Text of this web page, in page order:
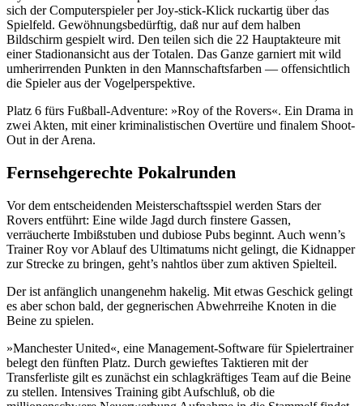
sich der Computerspieler per Joy-stick-Klick ruckartig über das
Spielfeld. Gewöhnungsbedürftig, daß nur auf dem halben
Bildschirm gespielt wird. Den teilen sich die 22 Hauptakteure mit
einer Stadionansicht aus der Totalen. Das Ganze garniert mit wild
umherirrenden Punkten in den Mannschaftsfarben — offensichtlich
die Spieler aus der Vogelperspektive.
Platz 6 fürs Fußball-Adventure: »Roy of the Rovers«. Ein Drama in
zwei Akten, mit einer kriminalistischen Overtüre und finalem Shoot-
Out in der Arena.
Fernsehgerechte Pokalrunden
Vor dem entscheidenden Meisterschaftsspiel werden Stars der
Rovers entführt: Eine wilde Jagd durch finstere Gassen,
verräucherte Imbißstuben und dubiose Pubs beginnt. Auch wenn’s
Trainer Roy vor Ablauf des Ultimatums nicht gelingt, die Kidnapper
zur Strecke zu bringen, geht’s nahtlos über zum aktiven Spielteil.
Der ist anfänglich unangenehm hakelig. Mit etwas Geschick gelingt
es aber schon bald, der gegnerischen Abwehrreihe Knoten in die
Beine zu spielen.
»Manchester United«, eine Management-Software für Spielertrainer
belegt den fünften Platz. Durch gewieftes Taktieren mit der
Transferliste gilt es zunächst ein schlagkräftiges Team auf die Beine
zu stellen. Intensives Training gibt Aufschluß, ob die